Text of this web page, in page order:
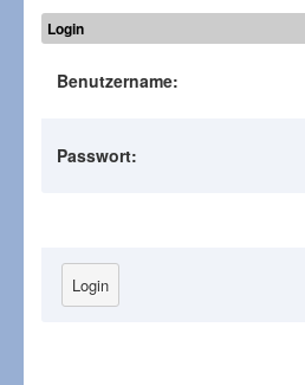
Login
Benutzername:
Passwort: